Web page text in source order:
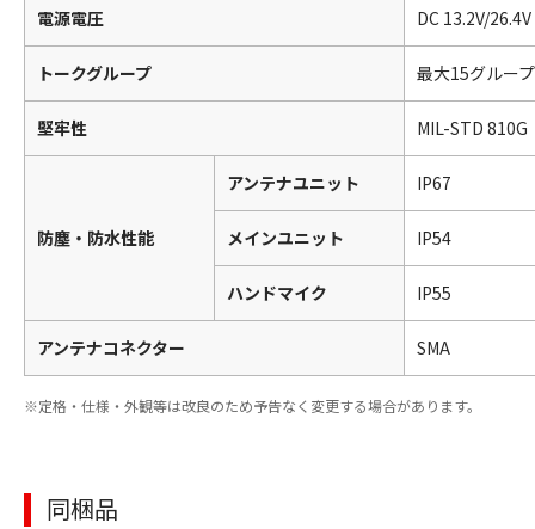
電源電圧 DC 13.2V/
トークグループ 最大15グループ
堅牢性 MIL-STD 810G
防塵・防水性能
アンテナユニット IP67
メインユニット IP54
ハンドマイク IP55
アンテナコネクター SMA
定格・仕様・外観等は改良のため予告なく変更する場合があります。
同梱品